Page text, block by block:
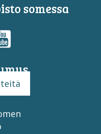
somessa